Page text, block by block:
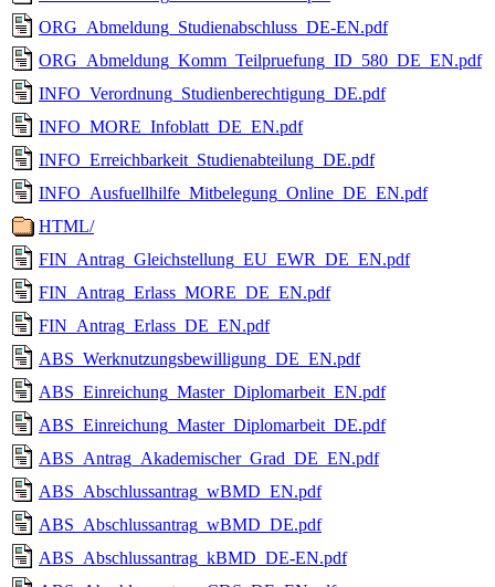
ORG_Abmeldung_Studienabschluss_DE-EN.pdf
ORG_Abmeldung_Komm_Teilpruefung_ID_580_DE_EN.pdf
INFO_Verordnung_Studienberechtigung_DE.pdf
INFO_MORE_Infoblatt_DE_EN.pdf
INFO_Erreichbarkeit_Studienabteilung_DE.pdf
INFO_Ausfuellhilfe_Mitbelegung_Online_DE_EN.pdf
HTML/
FIN_Antrag_Gleichstellung_EU_EWR_DE_EN.pdf
FIN_Antrag_Erlass_MORE_DE_EN.pdf
FIN_Antrag_Erlass_DE_EN.pdf
ABS_Werknutzungsbewilligung_DE_EN.pdf
ABS_Einreichung_Master_Diplomarbeit_EN.pdf
ABS_Einreichung_Master_Diplomarbeit_DE.pdf
ABS_Antrag_Akademischer_Grad_DE_EN.pdf
ABS_Abschlussantrag_wBMD_EN.pdf
ABS_Abschlussantrag_wBMD_DE.pdf
ABS_Abschlussantrag_kBMD_DE-EN.pdf